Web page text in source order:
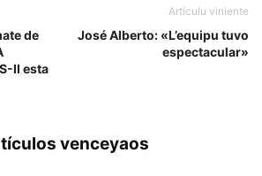
de
II esta
Artículu viniente
José Alberto: «L’equipu tuvo
espectacular»
venceyaos